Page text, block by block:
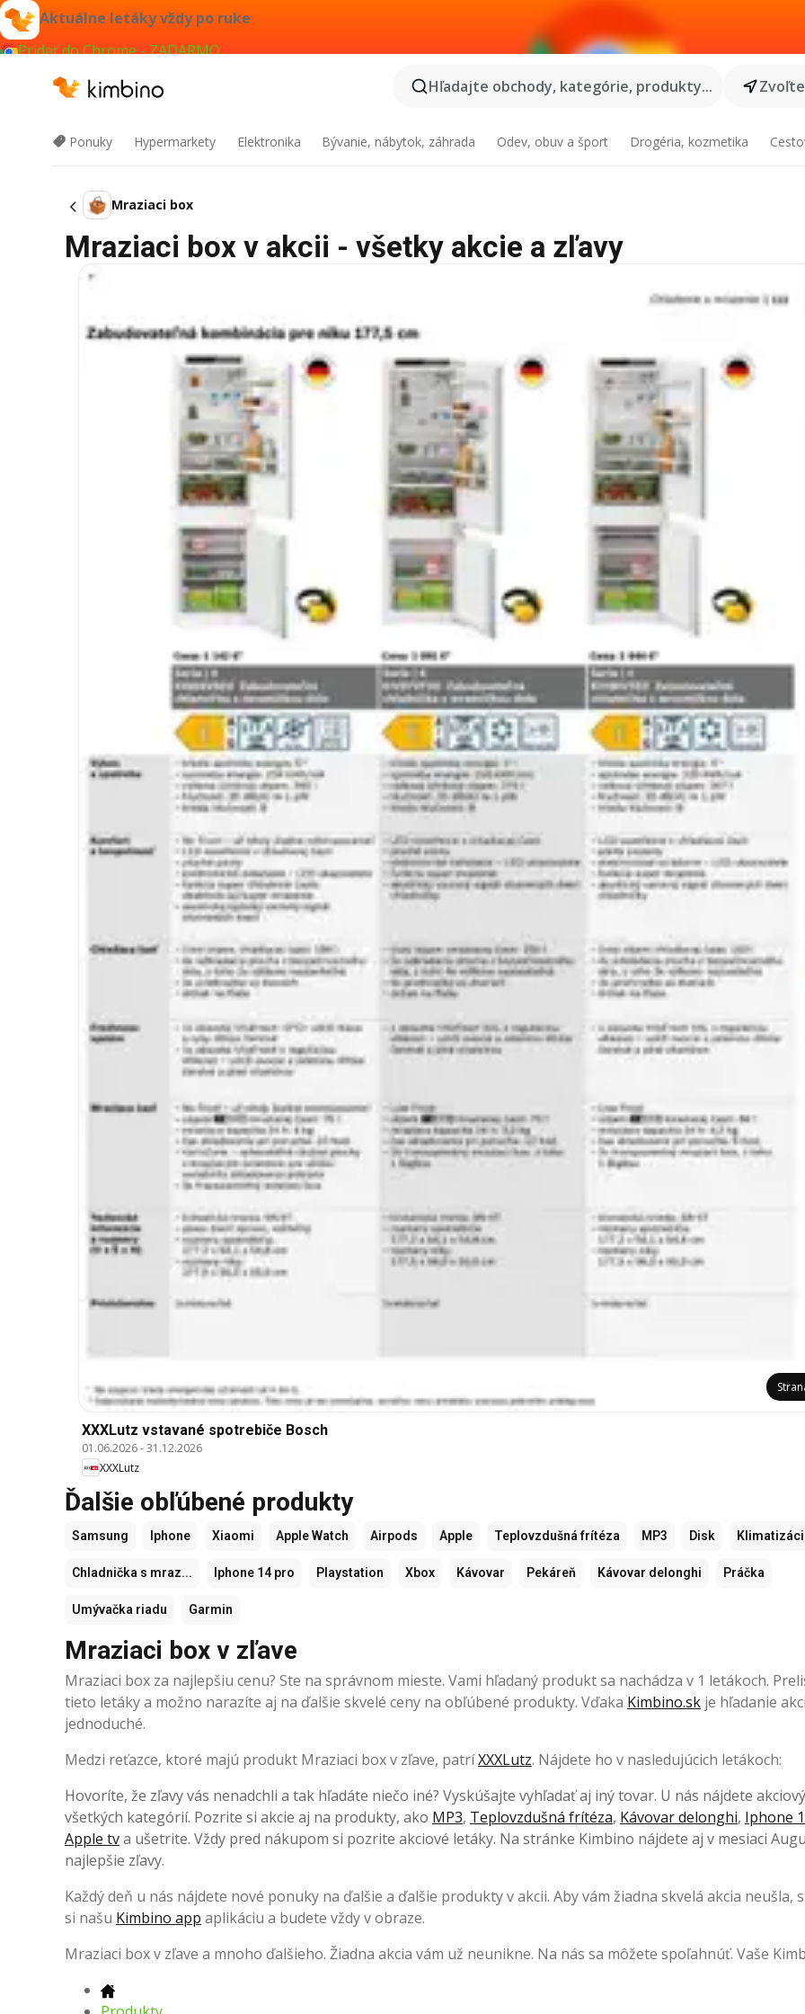
Aktuálne letáky vždy po ruke
Pridať do Chrome - ZADARMO
Hľadajte obchody, kategórie, produkty...
Ponuky Hypermarkety Elektronika Bývanie, nábytok, záhrada Odev, obuv a šport Drogéria, kozmetika
Mraziaci box
Mraziaci box v akcii - všetky akcie a zľavy
XXXLutz vstavané spotrebiče Bosch
01.06.2026-31.12.2026
XXXLutz
Ďalšie obľúbené produkty
Samsung Iphone Xiaomi Apple Watch Airpods Apple Teplovzdušná frítéza MP3 Disk
Chladnička s mraz... Iphone 14 pro Playstation Xbox Kávovar Pekáreň Kávovar delonghi Práčka
Umývačka riadu Garmin
Mraziaci box v zľave
Mraziaci box za najlepšiu cenu? Ste na správnom mieste. Vami hľadaný produkt sa nachádza v 1 letákoch.
tieto letáky a možno narazíte aj na ďalšie skvelé ceny na obľúbené produkty. Vďaka Kimbino.sk je hľadanie
jednoduché.
Medzi reťazce, ktoré majú produkt Mraziaci box v zľave, patríXXXLutz. Nájdete ho v nasledujúcich letákoch:
Hovoríte, že zľavy vás nenadchli a tak hľadáte niečo iné? Vyskúšajte vyhľadať aj iný tovar. U nás nájdete
všetkých kategórií. Pozrite si akcie aj na produkty, ako MP3, Teplovzdušná frítéza, Kávovar delonghi, Iphone
Apple tva ušetrite. Vždy pred nákupom si pozrite akciové letáky. Na stránke Kimbino nájdete aj v mesiaci
najlepšie zľavy.
Každý deň u nás nájdete nové ponuky na ďalšie a ďalšie produkty v akcii. Aby vám žiadna skvelá akcia neušla,
si našu Kimbino app aplikáciu a budete vždy v obraze.
Mraziaci box v zľave a mnoho ďalšieho. Žiadna akcia vám už neunikne. Na nás sa môžete spoľahnúť. Vaše